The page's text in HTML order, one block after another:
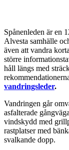
Beskrivning
Spånenleden är en
Alvesta samhälle
även att vandra
större
håll längs med
vandringsleder.
Vandringen går
asfalterade
vindskydd med
rastplatser med
svalkande dopp.